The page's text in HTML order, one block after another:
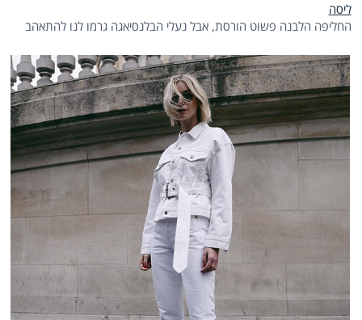
ליסה
החליפה הלבנה פשוט הורסת, אבל נעלי הבלנסיאגה גרמו לנו להתאהב